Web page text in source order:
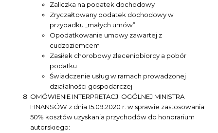
Zaliczka na podatek dochodowy
Zryczałtowany podatek dochodowy w
przypadku „małych umów”
Opodatkowanie umowy zawartej z
cudzoziemcem
Zasiłek chorobowy zleceniobiorcy a pobór
podatku
Świadczenie usług w ramach prowadzonej
działalności gospodarczej
OMÓWIENIE INTERPRETACJI OGÓLNEJ MINISTRA
FINANSÓW z dnia 15.09.2020 r. w sprawie zastosowania
50% kosztów uzyskania przychodów do honorarium
autorskiego: